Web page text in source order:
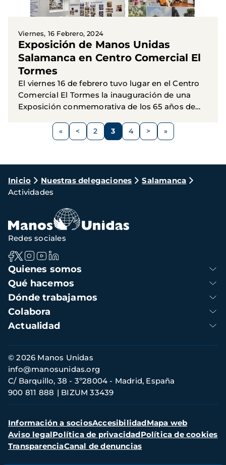
Viernes, 16 Febrero, 2024
Exposición de Manos Unidas
Salamanca en Centro Comercial El
Tormes
El viernes 16 de febrero tuvo lugar en el Centro
Comercial El Tormes la inauguración de una
Exposición conmemorativa de los 65 años de
fundadoras decidieron con...
Paginación
Página
< Página
2 Página
3 Página
4
Siguiente
>
Ruta
de
navegación
Inicio Nuestras delegaciones
Salamanca
Actividades
Navegación
principal
Quienes somos
Qué hacemos
Dónde trabajamos
Colabora
Actualidad
Redes sociales
Información
de
contacto
© 2026 Manos Unidas
C/ Barquillo, 38 - 3º28004 - Madrid, España
900 811 888
BIZUM 33439
info@manosunidas.org
Menú
secundario
Información a sociosAccesibilidadMapa web
Aviso legalPolítica de privacidadPolítica de cookies
TransparenciaCanal de denuncias